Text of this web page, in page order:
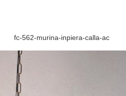
fc-562-murina-inpiera-calla-ac